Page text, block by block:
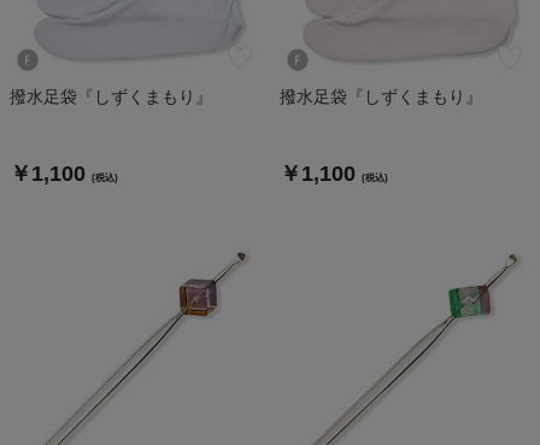
撥水足袋『しずくまもり』
￥1,100 (税込)
撥水足袋『しずくまもり』
￥1,100 (税込)